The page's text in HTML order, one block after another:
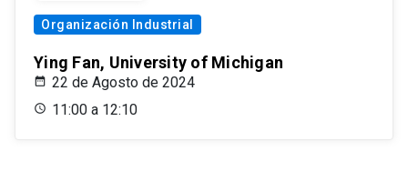
Organización Industrial
Ying Fan, University of Michigan
22 de Agosto de 2024
11:00 a 12:10